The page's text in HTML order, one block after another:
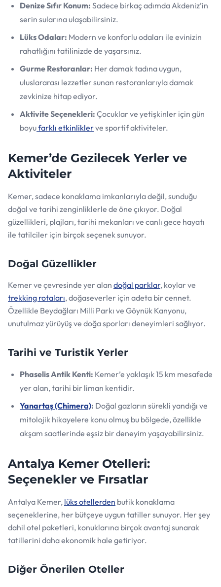
Denize Sıfır Konum: Sadece birkaç adımda Akdeniz’in
serin sularına ulaşabilirsiniz.
Lüks Odalar: Modern ve konforlu odaları ile evinizin
rahatlığını tatilinizde de yaşarsınız.
Gurme Restoranlar: Her damak tadına uygun,
uluslararası lezzetler sunan restoranlarıyla damak
zevkinize hitap ediyor.
Aktivite Seçenekleri: Çocuklar ve yetişkinler için gün
boyufarklı etkinliklerve sportif aktiviteler.
Kemer’de Gezilecek Yerler ve
Aktiviteler
Kemer, sadece konaklama imkanlarıyla değil, sunduğu
doğal ve tarihi zenginliklerle de öne çıkıyor. Doğal
güzellikleri, plajları, tarihi mekanları ve canlı gece hayatı
ile tatilciler için birçok seçenek sunuyor.
Doğal Güzellikler
Kemer ve çevresinde yer alan doğal parklar, koylar ve
trekking rotaları, doğaseverler için adeta bir cennet.
Özellikle Beydağları Milli Parkı ve Göynük Kanyonu,
unutulmaz yürüyüş ve doğa sporları deneyimleri sağlıyor.
Tarihi ve Turistik Yerler
Phaselis Antik Kenti: Kemer’e yaklaşık 15 km mesafede
yer alan, tarihi bir liman kentidir.
Yanartaş (Chimera): Doğal gazların sürekli yandığı ve
mitolojik hikayelere konu olmuş bu bölgede, özellikle
akşam saatlerinde eşsiz bir deneyim yaşayabilirsiniz.
Antalya Kemer Otelleri:
Seçenekler ve Fırsatlar
Antalya Kemer, lüks otellerden butik konaklama
seçeneklerine, her bütçeye uygun tatiller sunuyor. Her şey
dahil otel paketleri, konuklarına birçok avantaj sunarak
tatillerini daha ekonomik hale getiriyor.
Diğer Önerilen Oteller